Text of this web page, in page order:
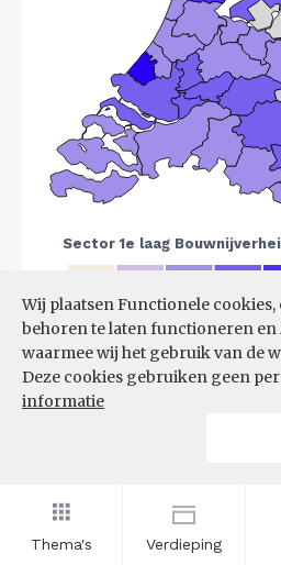
Thema's Verdieping
Wij plaatsen Functionele cookies,
behoren te laten functioneren en
waarmee wij het gebruik van de
Deze cookies gebruiken geen
informatie
VESTIGINGEN PER
GROOTTEKLASSE